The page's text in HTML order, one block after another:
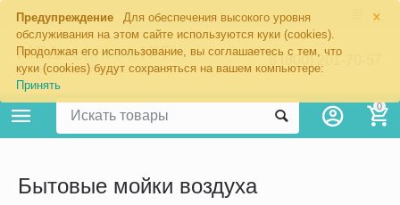
×
Предупреждение
Для обеспечения высокого уровня
обслуживания на этом сайте используются куки (cookies).
Продолжая его использование, вы соглашаетесь с тем, что
куки (cookies) будут сохраняться на вашем компьютере:
Принять
8 (800) 201-70-57
0
Бытовые мойки воздуха